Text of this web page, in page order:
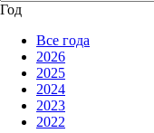
Год
Все года
2026
2025
2024
2023
2022